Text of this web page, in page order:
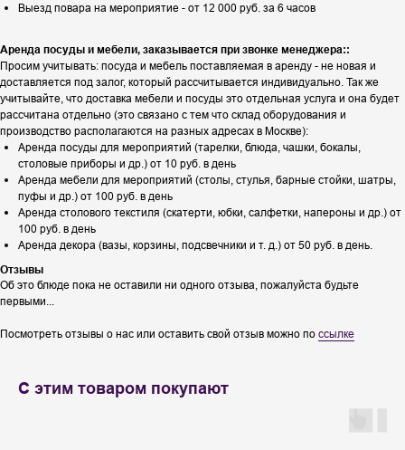
Выезд повара на мероприятие - от 12 000 руб. за 6 часов
Аренда посуды и мебели, заказывается при звонке менеджера::
Просим учитывать: посуда и мебель поставляемая в аренду - не новая и
доставляется под залог, который рассчитывается индивидуально. Так же
учитывайте, что доставка мебели и посуды это отдельная услуга и она будет
рассчитана отдельно (это связано с тем что склад оборудования и
производство располагаются на разных адресах в Москве):
Аренда посуды для мероприятий (тарелки, блюда, чашки, бокалы,
столовые приборы и др.) от 10 руб. в день
Аренда мебели для мероприятий (столы, стулья, барные стойки, шатры,
пуфы и др.) от 100 руб. в день
Аренда столового текстиля (скатерти, юбки, салфетки, напероны и др.) от
100 руб. в день
Аренда декора (вазы, корзины, подсвечники и т. д.) от 50 руб. в день.
Отзывы
Об это блюде пока не оставили ни одного отзыва, пожалуйста будьте
первыми...
Посмотреть отзывы о нас или оставить свой отзыв можно по ссылке
С этим товаром покупают